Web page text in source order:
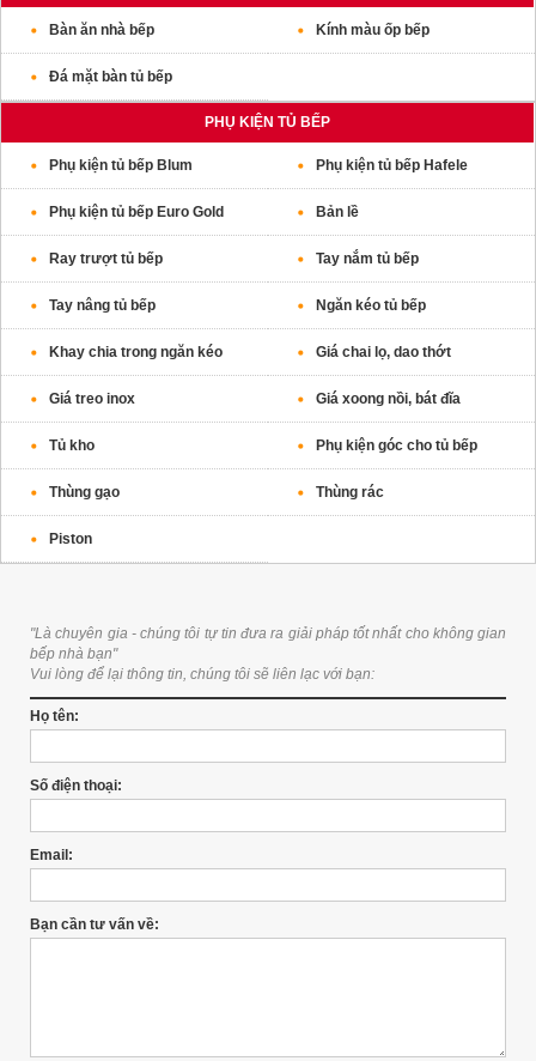
Bàn ăn nhà bếp Kính màu ốp bếp
Đá mặt bàn tủ bếp
PHỤ KIỆN TỦ BẾP
Phụ kiện tủ bếp Blum Phụ kiện tủ bếp Hafele
Phụ kiện tủ bếp Euro Gold Bản lề
Ray trượt tủ bếp Tay nắm tủ bếp
Tay nâng tủ bếp Ngăn kéo tủ bếp
Khay chia trong ngăn kéo Giá chai lọ, dao thớt
Giá treo inox Giá xoong nồi, bát đĩa
Tủ kho Phụ kiện góc cho tủ bếp
Thùng gạo Thùng rác
Piston
"Là chuyên gia - chúng tôi tự tin đưa ra giải pháp tốt nhất cho không gian
bếp nhà bạn"
Vui lòng để lại thông tin, chúng tôi sẽ liên lạc với bạn:
Họ tên:
Số điện thoại:
Email:
Bạn cần tư vấn về: